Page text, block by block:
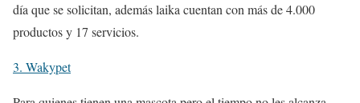
día que se solicitan, además laika cuentan con más de 4.000
productos y 17 servicios.
3. Wakypet